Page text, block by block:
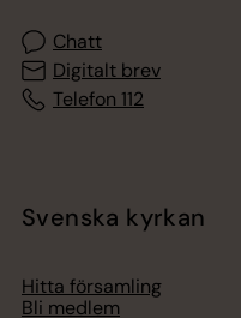
Chatt
Digitalt brev
Telefon 112
Svenska kyrkan
Hitta församling
Bli medlem